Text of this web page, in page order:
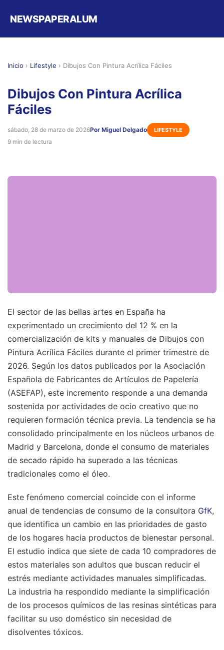
NEWSPAPERALUM
Inicio › Lifestyle › Dibujos Con Pintura Acrílica Fáciles
Dibujos Con Pintura Acrílica
Fáciles
sábado, 28 de marzo de 2026Por Miguel Delgado LIFESTYLE
9 min de lectura
El sector de las bellas artes en España ha
experimentado un crecimiento del 12 % en la
comercialización de kits y manuales de Dibujos con
Pintura Acrílica Fáciles durante el primer trimestre de
2026. Según los datos publicados por la Asociación
Española de Fabricantes de Artículos de Papelería
(ASEFAP), este incremento responde a una demanda
sostenida por actividades de ocio creativo que no
requieren formación técnica previa. La tendencia se ha
consolidado principalmente en los núcleos urbanos de
Madrid y Barcelona, donde el consumo de materiales
de secado rápido ha superado a las técnicas
tradicionales como el óleo.
Este fenómeno comercial coincide con el informe
anual de tendencias de consumo de la consultora GfK,
que identifica un cambio en las prioridades de gasto
de los hogares hacia productos de bienestar personal.
El estudio indica que siete de cada 10 compradores de
estos materiales son adultos que buscan reducir el
estrés mediante actividades manuales simplificadas.
La industria ha respondido mediante la simplificación
de los procesos químicos de las resinas sintéticas para
facilitar su uso doméstico sin necesidad de
disolventes tóxicos.